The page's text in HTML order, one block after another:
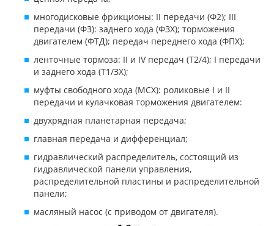
многодисковые фрикционы: II передачи (Ф2); III
передачи (ФЗ): заднего хода (ФЗХ); торможения
двигателем (ФТД); передач переднего хода (ФПХ);
ленточные тормоза: II и IV передач (Т2/4); I передачи
и заднего хода (Т1/ЗХ);
муфты свободного хода (МСХ): роликовые I и II
передачи и кулачковая торможения двигателем:
двухрядная планетарная передача;
главная передача и дифференциал;
гидравлический распределитель, состоящий из
гидравлической панели управления,
распределительной пластины и распределительной
панели;
масляный насос (с приводом от двигателя).